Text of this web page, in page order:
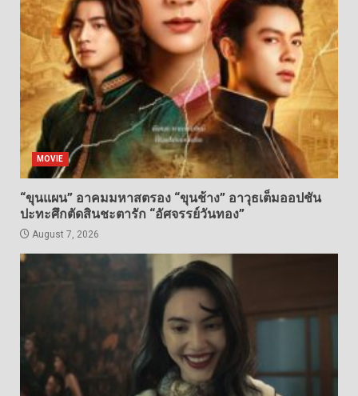
MOVIE
“ขุนแผน” อาคมมหาสตรอง “ขุนช้าง” อาวุธเต็มออปชัน
ปะทะศึกตัดสินชะตารัก “อัศจรรย์วันทอง”
August 7, 2026